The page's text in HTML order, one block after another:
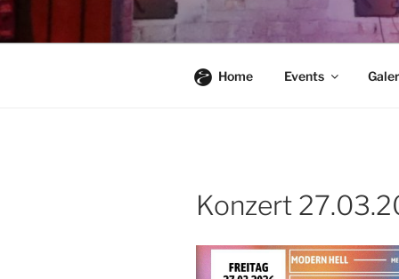
Die Kultkneipe in Ulm seit 1977
Home Events
Konzert